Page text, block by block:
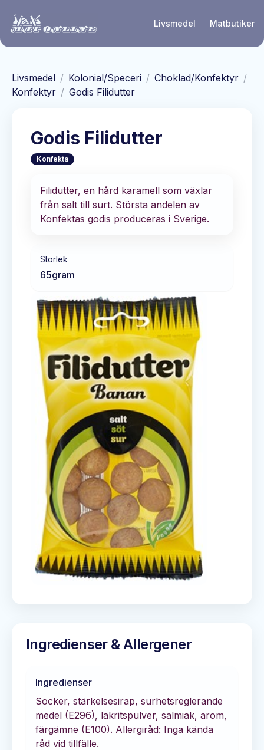
Livsmedel Matbutiker
Livsmedel / Kolonial/Speceri / Choklad/Konfektyr /
Konfektyr / Godis Filidutter
Godis Filidutter
Konfekta
Filidutter, en hård karamell som växlar
från salt till surt. Största andelen av
Konfektas godis produceras i Sverige.
Storlek
65gram
Ingredienser & Allergener
Ingredienser
Socker, stärkelsesirap, surhetsreglerande
medel (E296), lakritspulver, salmiak, arom,
färgämne (E100). Allergiråd: Inga kända
råd vid tillfälle.